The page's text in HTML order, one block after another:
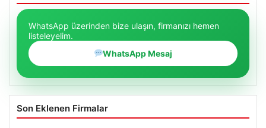
WhatsApp üzerinden bize ulaşın, firmanızı hemen
listeleyelim.
WhatsApp Mesaj
Son Eklenen Firmalar